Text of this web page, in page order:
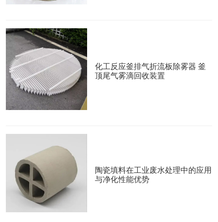
化工反应釜排气折流板除雾器 釜
顶尾气雾滴回收装置
陶瓷填料在工业废水处理中的应用
与净化性能优势